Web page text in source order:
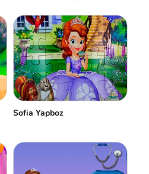
Sofia Yapboz